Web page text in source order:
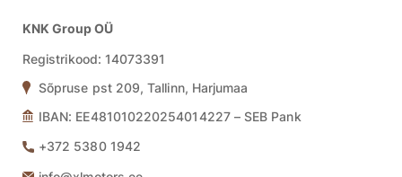
KNK Group OÜ
Registrikood: 14073391
Sõpruse pst 209, Tallinn, Harjumaa
IBAN: EE481010220254014227 – SEB Pank
+372 5380 1942